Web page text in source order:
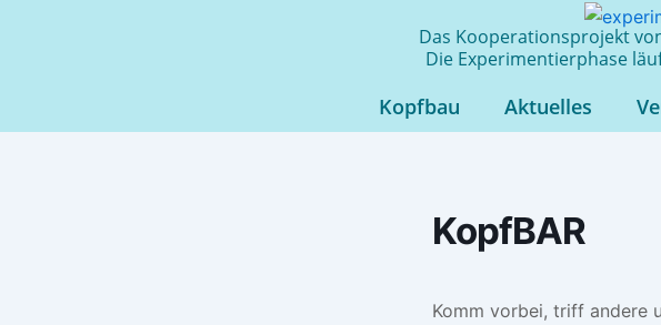
Das Kooperationsprojekt
Die Experimentierphase
Kopfbau Aktuelles
KopfBAR
Komm vorbei, triff andere